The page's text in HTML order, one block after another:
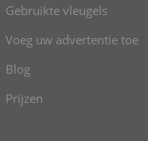
Gebruikte vleugels
Voeg uw advertentie toe
Blog
Prijzen